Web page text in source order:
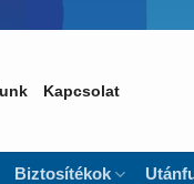
Kapcsolat
Biztosítékok